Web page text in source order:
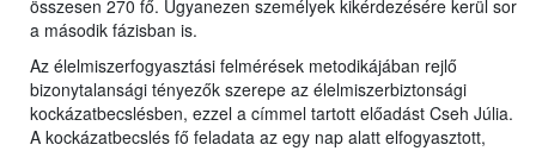
összesen 270 fő. Ugyanezen személyek kikérdezésére kerül sor
a második fázisban is.
Az élelmiszerfogyasztási felmérések metodikájában rejlő
bizonytalansági tényezők szerepe az élelmiszerbiztonsági
kockázatbecslésben, ezzel a címmel tartott előadást Cseh Júlia.
A kockázatbecslés fő feladata az egy nap alatt elfogyasztott,